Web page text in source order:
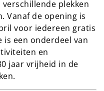
plekken
Vanaf de opening is
voor iedereen gratis
is een onderdeel van
en
jaar vrijheid in de